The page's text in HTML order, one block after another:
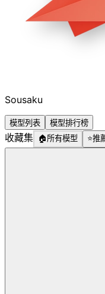
Sousaku
模型列表 模型排行榜
收藏集 🏠所有模型 ⭐推